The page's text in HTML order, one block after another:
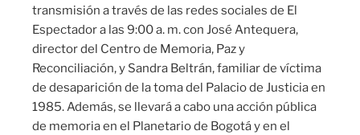
transmisión a través de las redes sociales de El
Espectador a las 9:00 a. m. con José Antequera,
director del Centro de Memoria, Paz y
Reconciliación, y Sandra Beltrán, familiar de víctima
de desaparición de la toma del Palacio de Justicia en
1985. Además, se llevará a cabo una acción pública
de memoria en el Planetario de Bogotá y en el